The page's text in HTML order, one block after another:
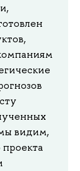
видим,
проекта